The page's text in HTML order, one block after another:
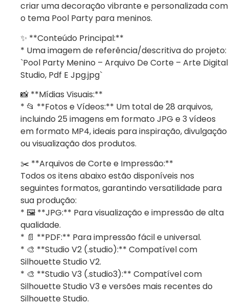
criar uma decoração vibrante e personalizada com
o tema Pool Party para meninos.
✨ **Conteúdo Principal:**
* Uma imagem de referência/descritiva do projeto:
`Pool Party Menino – Arquivo De Corte – Arte Digital
Studio, Pdf E Jpg.jpg`
📸 **Mídias Visuais:**
* 📂 **Fotos e Vídeos:** Um total de 28 arquivos,
incluindo 25 imagens em formato JPG e 3 vídeos
em formato MP4, ideais para inspiração, divulgação
ou visualização dos produtos.
✂️ **Arquivos de Corte e Impressão:**
Todos os itens abaixo estão disponíveis nos
seguintes formatos, garantindo versatilidade para
sua produção:
* 🖼️ **JPG:** Para visualização e impressão de alta
qualidade.
* 📄 **PDF:** Para impressão fácil e universal.
* 🎨 **Studio V2 (.studio):** Compatível com
Silhouette Studio V2.
* 🎨 **Studio V3 (.studio3):** Compatível com
Silhouette Studio V3 e versões mais recentes do
Silhouette Studio.